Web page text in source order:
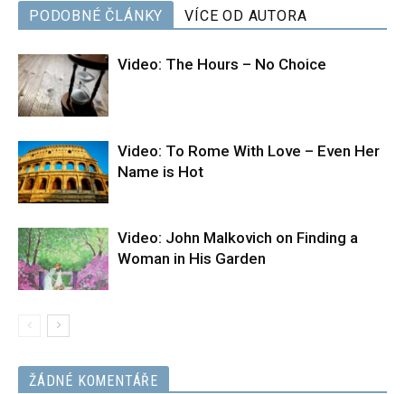
PODOBNÉ ČLÁNKY VÍCE OD AUTORA
Video: The Hours – No Choice
Video: To Rome With Love – Even Her
Name is Hot
Video: John Malkovich on Finding a
Woman in His Garden
ŽÁDNÉ KOMENTÁŘE